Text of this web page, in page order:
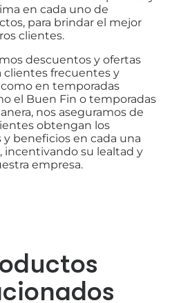
en cada uno de
para brindar el mejor
clientes.
descuentos y ofertas
clientes frecuentes y
en temporadas
el Buen Fin o temporadas
nos aseguramos de
obtengan los
y beneficios en cada una
incentivando su lealtad y
empresa.